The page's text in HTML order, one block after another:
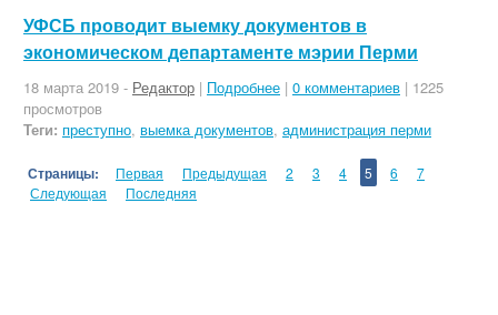
УФСБ проводит выемку документов в
экономическом департаменте мэрии Перми
18 марта 2019 - Редактор | Подробнее | 0 комментариев | 1225
просмотров
Теги: преступно, выемка документов, администрация перми
Страницы: Первая Предыдущая 2 3 4 5 6
7
Следующая
Последняя